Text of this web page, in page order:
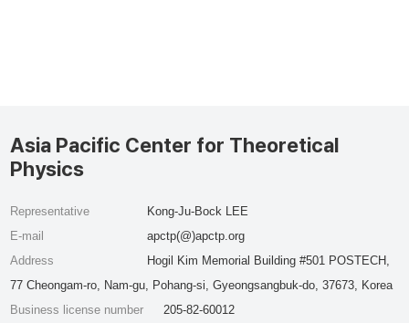
Asia Pacific Center for Theoretical
Physics
Representative
Kong-Ju-Bock LEE
E-mail
apctp(@)apctp.org
Address
Hogil Kim Memorial Building #501 POSTECH,
77 Cheongam-ro, Nam-gu, Pohang-si, Gyeongsangbuk-do, 37673, Korea
Business license number
205-82-60012